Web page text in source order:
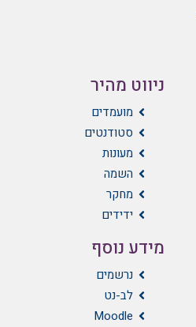
ניווט מהיר
מועמדים
סטודנטים
מעונות
השמה
מחקר
ידידים
מידע נוסף
נרשמים
לב-נט
Moodle